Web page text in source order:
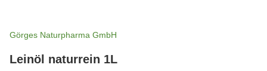
Görges Naturpharma GmbH
Leinöl naturrein 1L